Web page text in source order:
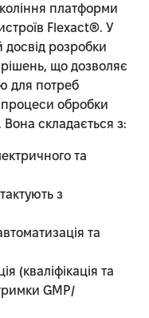
платформи
Flexact®. У
досвід розробки
рішень, що дозволяє
для потреб
обробки
Вона складається з:
та
з
та
(кваліфікація та
GMP/